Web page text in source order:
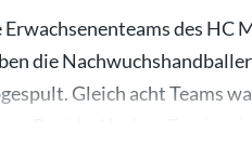
des HC
die
Gleich acht Teams